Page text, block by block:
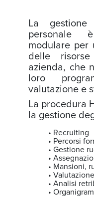
La gestione
personale
modulare per
delle
azienda, che
loro
valutazione e
La procedura
la gestione
• Recruiting
• Percorsi
• Gestione
•
• Mansioni,
• Valutazione
• Analisi
•